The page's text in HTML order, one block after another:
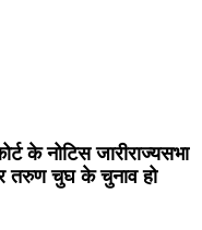
के नोटिस जारीराज्यसभा
तरुण चुघ के चुनाव हो